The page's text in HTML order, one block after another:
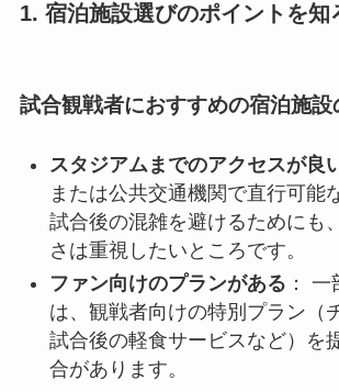
1. 宿泊施設選びのポイントを知
試合観戦者におすすめの宿泊施設
スタジアムまでのアクセスが良
または公共交通機関で直行可能
試合後の混雑を避けるためにも
さは重視したいところです。
ファン向けのプランがある ：
は、観戦者向けの特別プラン（
試合後の軽食サービスなど）を
合があります。